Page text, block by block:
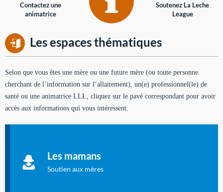
Contactez une
animatrice
Soutenez La Leche
League
Les espaces thématiques
Selon que vous êtes une mère ou une future mère (ou toute personne
cherchant de l’information sur l’allaitement), un(e) professionnel(le) de
santé ou une animatrice LLL, cliquez sur le pavé correspondant pour avoir
accès aux informations qui vous intéressent.
Les mamans
Soutien aux mères
à allaiter et vous informer : toutes les rubriques qui
concernent l'allaitement.